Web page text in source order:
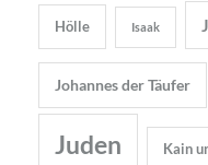
Hölle Isaak
Johannes der Täufer
Juden Kain